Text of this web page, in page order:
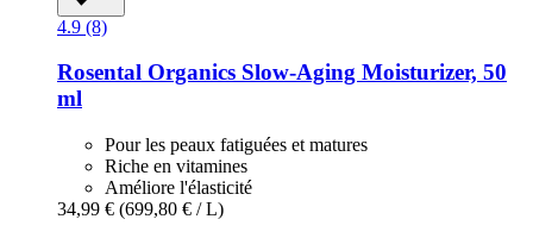
4.9 (8)
Rosental Organics Slow-​Aging Moisturizer, 50
ml
Pour les peaux fatiguées et matures
Riche en vitamines
Améliore l'élasticité
34,99 € (699,80 € / L)